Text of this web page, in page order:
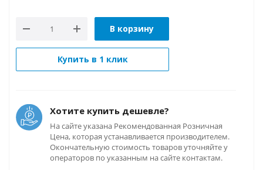
В корзину
Купить в 1 клик
Хотите купить дешевле?
На сайте указана Рекомендованная Розничная
Цена, которая устанавливается производителем.
Окончательную стоимость товаров уточняйте у
операторов по указанным на сайте контактам.